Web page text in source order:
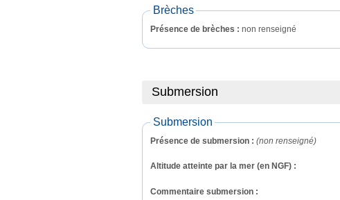
Brèches
Présence de brèches : non renseigné
Submersion
Submersion
Présence de submersion :(non renseigné)
Altitude atteinte par la mer (en NGF) :
Commentaire submersion :